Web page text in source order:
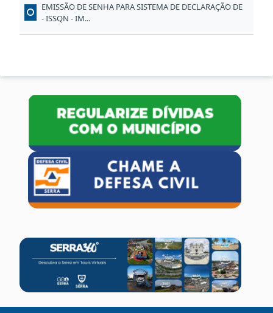
EMISSÃO DE SENHA PARA SISTEMA DE DECLARAÇÃO DE
- ISSQN - IM...